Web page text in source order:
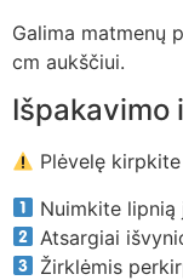
Galima matmenų
cm aukščiui.
Išpakavimo
Plėvelę
Nuimkite lipnią
Atsargiai
Žirklėmis